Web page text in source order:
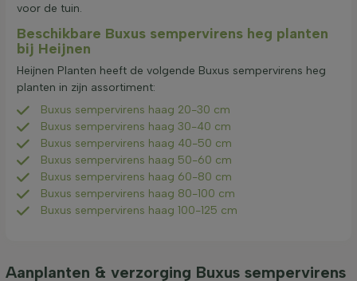
voor de tuin.
Beschikbare Buxus sempervirens heg planten
bij Heijnen
Heijnen Planten heeft de volgende Buxus sempervirens heg
planten in zijn assortiment:
Buxus sempervirens haag 20-30 cm
Buxus sempervirens haag 30-40 cm
Buxus sempervirens haag 40-50 cm
Buxus sempervirens haag 50-60 cm
Buxus sempervirens haag 60-80 cm
Buxus sempervirens haag 80-100 cm
Buxus sempervirens haag 100-125 cm
Aanplanten & verzorging Buxus sempervirens